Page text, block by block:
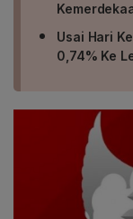
Usai Hari
0,74% Ke